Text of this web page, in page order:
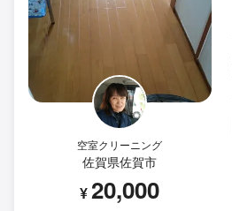
空室クリーニング
佐賀県佐賀市
¥20,000